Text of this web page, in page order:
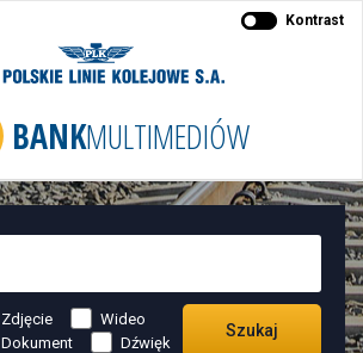
BANKMULTIMEDIÓW
Kontrast
Zdjęcie
Wideo
Dokument
Dźwięk
Szukaj